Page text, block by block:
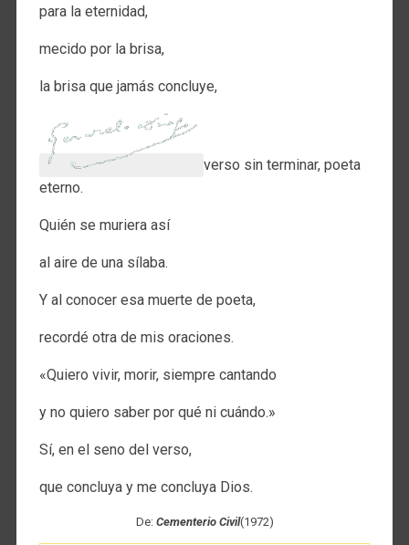
para la eternidad,
mecido por la brisa,
la brisa que jamás concluye,
verso sin terminar, poeta
eterno.
Quién se muriera así
al aire de una sílaba.
Y al conocer esa muerte de poeta,
recordé otra de mis oraciones.
«Quiero vivir, morir, siempre cantando
y no quiero saber por qué ni cuándo.»
Sí, en el seno del verso,
que concluya y me concluya Dios.
De: Cementerio Civil(1972)